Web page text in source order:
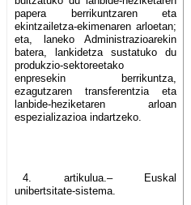
papera berrikuntzaren eta
ekintzailetza-ekimenaren arloetan;
eta, laneko Administrazioarekin
batera, lankidetza sustatuko du
produkzio-sektoreetako
enpresekin berrikuntza,
ezagutzaren transferentzia eta
lanbide-heziketaren arloan
espezializazioa indartzeko.
4. artikulua.– Euskal
unibertsitate-sistema.